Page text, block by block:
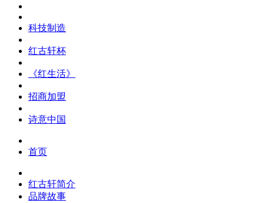
科技制造
红古轩杯
《红生活》
招商加盟
诗意中国
首页
红古轩简介
品牌故事